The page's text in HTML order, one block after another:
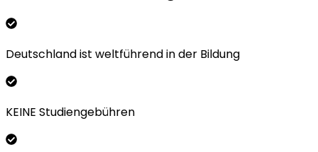
Deutschland ist weltführend in der Bildung
KEINE Studiengebühren